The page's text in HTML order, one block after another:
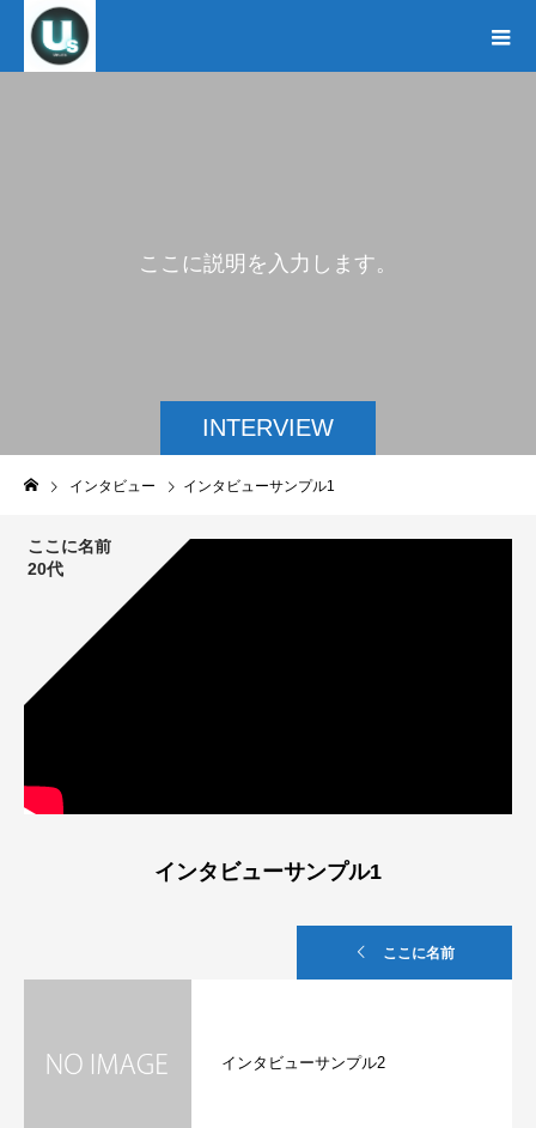
INTERVIEW
こ こ に説明 を 入 力 し ま す。
インタビュー インタビューサンプル1
ここに名前
20代
インタビューサンプル1
ここに名前
インタビューサンプル2